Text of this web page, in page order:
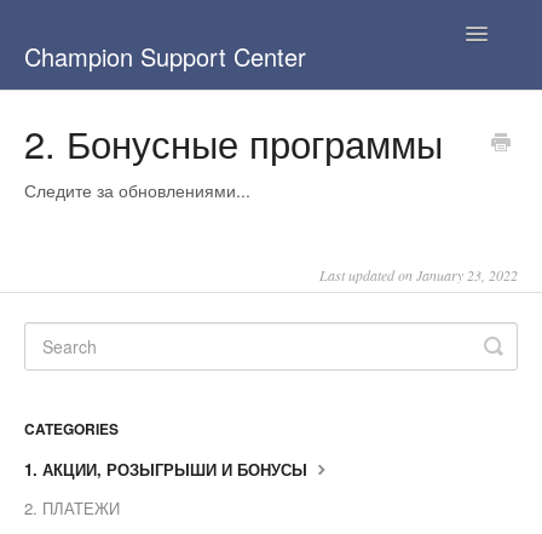
Champion Support Center
Toggle
2. Бонусные программы
Следите за обновлениями...
Last updated on January 23, 2022
CATEGORIES
1. АКЦИИ, РОЗЫГРЫШИ И БОНУСЫ
2. ПЛАТЕЖИ